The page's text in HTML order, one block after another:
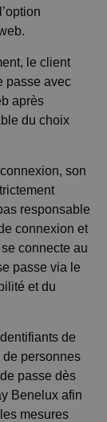
le client
passe avec
après
du choix
son
responsable
connexion et
connecte au
passe via le
et du
de
personnes
passe dès
Benelux afin
mesures